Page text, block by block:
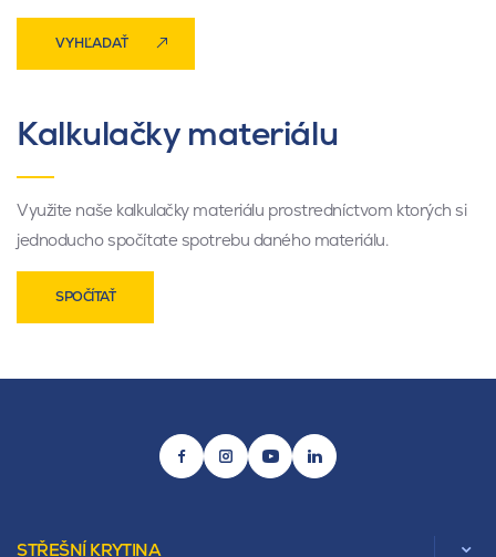
VYHĽADAŤ
Kalkulačky materiálu
Využite naše kalkulačky materiálu prostredníctvom ktorých si
jednoducho spočítate spotrebu daného materiálu.
SPOČÍTAŤ
STŘEŠNÍ KRYTINA